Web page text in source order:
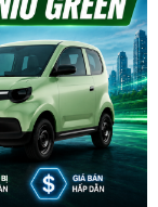
Chi Tiết